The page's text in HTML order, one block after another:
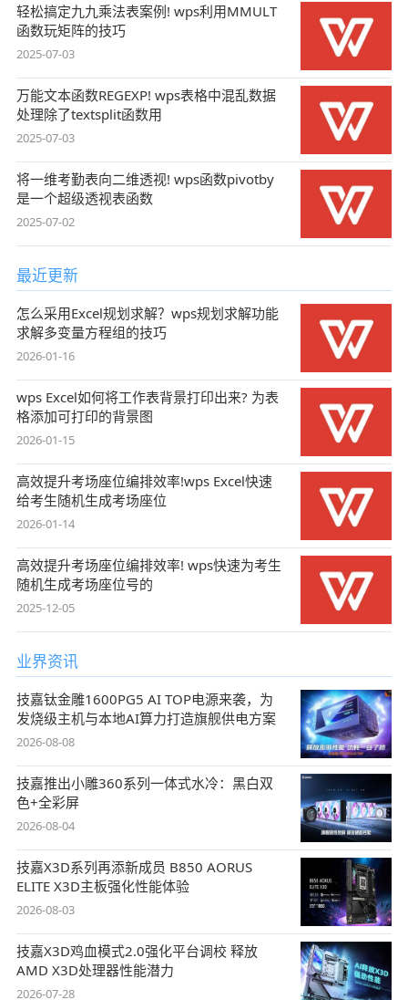
轻松搞定九九乘法表案例! wps利用MMULT
函数玩矩阵的技巧
2025-07-03
万能文本函数REGEXP! wps表格中混乱数据
处理除了textsplit函数用
2025-07-03
将一维考勤表向二维透视! wps函数pivotby
是一个超级透视表函数
2025-07-02
最近更新
怎么采用Excel规划求解？wps规划求解功能
求解多变量方程组的技巧
2026-01-16
wps Excel如何将工作表背景打印出来? 为表
格添加可打印的背景图
2026-01-15
高效提升考场座位编排效率!wps Excel快速
给考生随机生成考场座位
2026-01-14
高效提升考场座位编排效率! wps快速为考生
随机生成考场座位号的
2025-12-05
业界资讯
技嘉钛金雕1600PG5 AI TOP电源来袭，为
发烧级主机与本地AI算力打造旗舰供电方案
2026-08-08
技嘉推出小雕360系列一体式水冷：黑白双
色+全彩屏
2026-08-04
技嘉X3D系列再添新成员 B850 AORUS
ELITE X3D主板强化性能体验
2026-08-03
技嘉X3D鸡血模式2.0强化平台调校 释放
AMD X3D处理器性能潜力
2026-07-28